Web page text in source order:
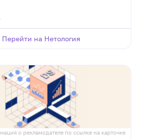
Перейти на Нетология
о рекламодателе по ссылке на карточке